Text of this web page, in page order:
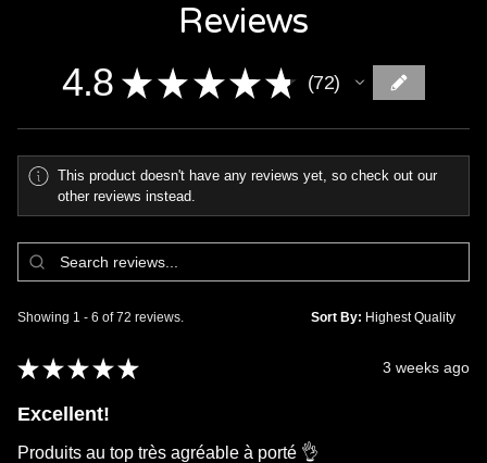
Reviews
4.8 ★ ★ ★ ★ ★ 72
72
This product doesn't have any reviews yet, so check out our
other reviews instead.
Showing 1 - 6 of 72 reviews. Sort By:
★ ★ ★ ★ ★ 3 weeks ago
Excellent!
Produits au top très agréable à porté 👌